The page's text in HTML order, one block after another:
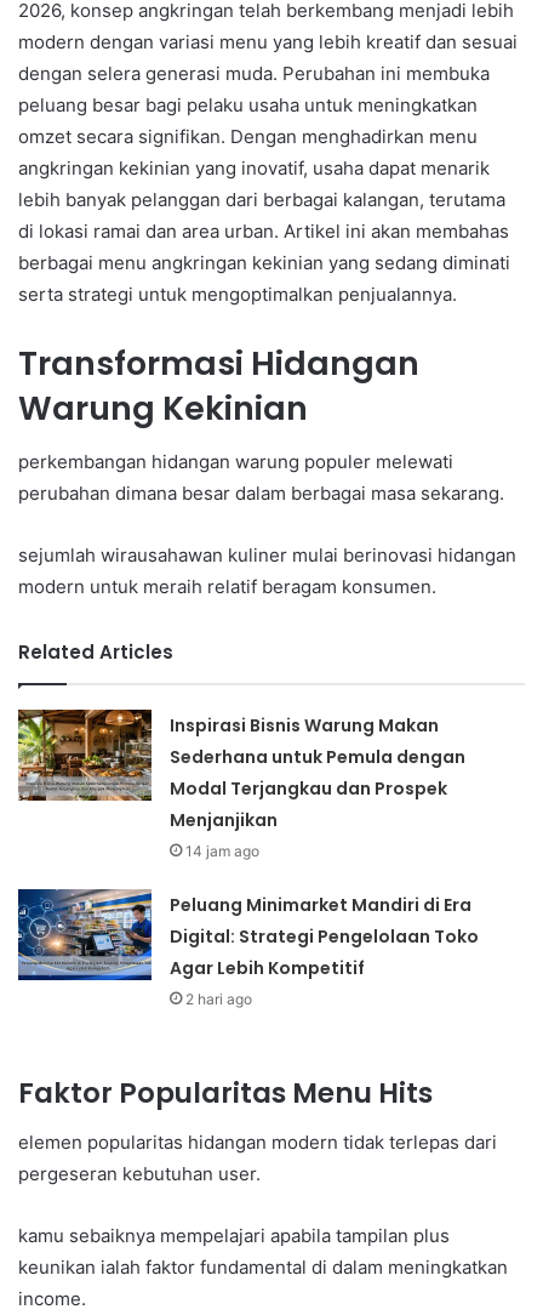
2026, konsep angkringan telah berkembang menjadi lebih
modern dengan variasi menu yang lebih kreatif dan sesuai
dengan selera generasi muda. Perubahan ini membuka
peluang besar bagi pelaku usaha untuk meningkatkan
omzet secara signifikan. Dengan menghadirkan menu
angkringan kekinian yang inovatif, usaha dapat menarik
lebih banyak pelanggan dari berbagai kalangan, terutama
di lokasi ramai dan area urban. Artikel ini akan membahas
berbagai menu angkringan kekinian yang sedang diminati
serta strategi untuk mengoptimalkan penjualannya.
Transformasi Hidangan
Warung Kekinian
perkembangan hidangan warung populer melewati
perubahan dimana besar dalam berbagai masa sekarang.
sejumlah wirausahawan kuliner mulai berinovasi hidangan
modern untuk meraih relatif beragam konsumen.
Related Articles
Inspirasi Bisnis Warung Makan
Sederhana untuk Pemula dengan
Modal Terjangkau dan Prospek
Menjanjikan
14 jam ago
Peluang Minimarket Mandiri di Era
Digital: Strategi Pengelolaan Toko
Agar Lebih Kompetitif
2 hari ago
Faktor Popularitas Menu Hits
elemen popularitas hidangan modern tidak terlepas dari
pergeseran kebutuhan user.
kamu sebaiknya mempelajari apabila tampilan plus
keunikan ialah faktor fundamental di dalam meningkatkan
income.